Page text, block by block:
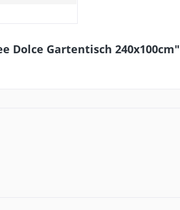
Dolce Gartentisch 240x100cm"